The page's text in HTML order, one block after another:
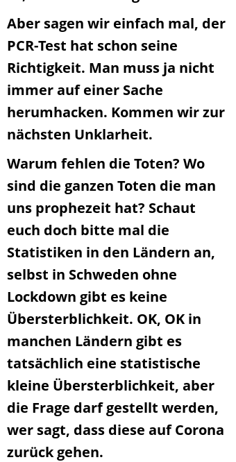
Aber sagen wir einfach mal, der
PCR-Test hat schon seine
Richtigkeit. Man muss ja nicht
immer auf einer Sache
herumhacken. Kommen wir zur
nächsten Unklarheit.
Warum fehlen die Toten? Wo
sind die ganzen Toten die man
uns prophezeit hat? Schaut
euch doch bitte mal die
Statistiken in den Ländern an,
selbst in Schweden ohne
Lockdown gibt es keine
Übersterblichkeit. OK, OK in
manchen Ländern gibt es
tatsächlich eine statistische
kleine Übersterblichkeit, aber
die Frage darf gestellt werden,
wer sagt, dass diese auf Corona
zurück gehen.